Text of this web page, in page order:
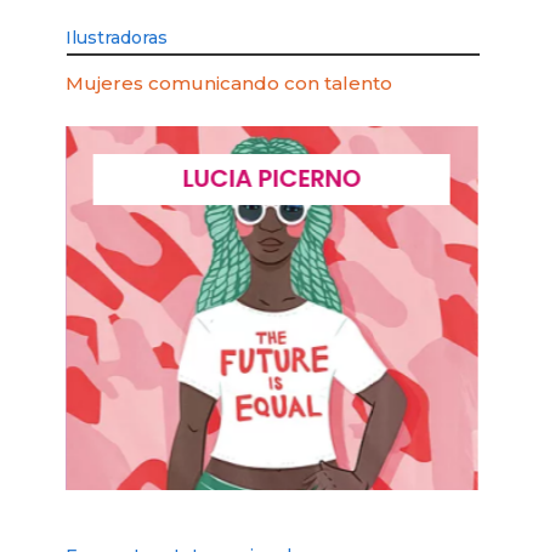
Ilustradoras
Mujeres comunicando con talento
ELIANA IÑIGUEZ